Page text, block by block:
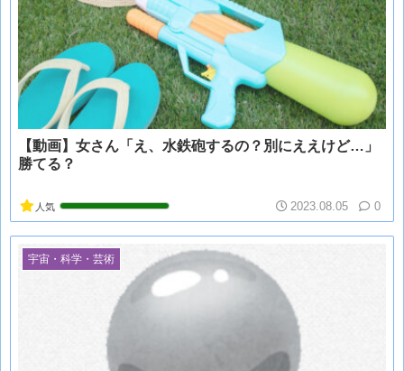
【動画】女さん「え、水鉄砲するの？別にええけど…」
勝てる？
人気 2023.08.05 0
宇宙・科学・芸術